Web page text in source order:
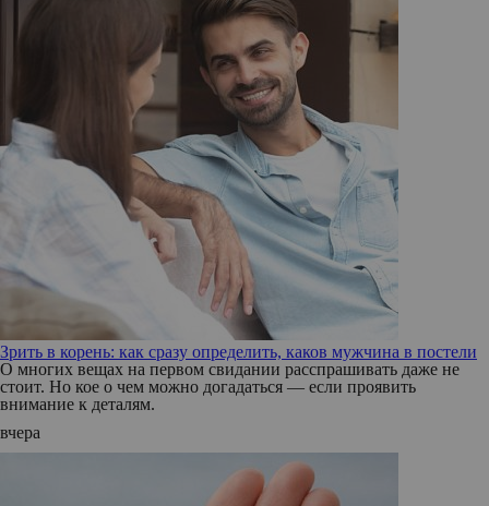
Зрить в корень: как сразу определить, каков мужчина в постели
О многих вещах на первом свидании расспрашивать даже не
стоит. Но кое о чем можно догадаться — если проявить
внимание к деталям.
вчера